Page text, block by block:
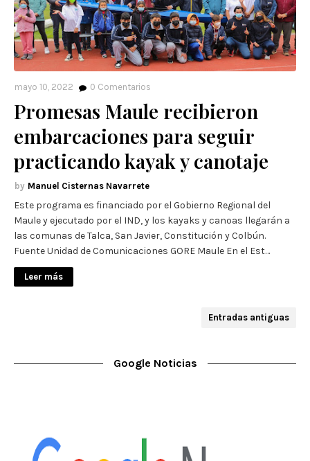
mayo 10, 2022 0 Comentarios
Promesas Maule recibieron
embarcaciones para seguir
practicando kayak y canotaje
Manuel Cisternas Navarrete
Este programa es financiado por el Gobierno Regional del
Maule y ejecutado por el IND, y los kayaks y canoas llegarán a
las comunas de Talca, San Javier, Constitución y Colbún.
Fuente Unidad de Comunicaciones GORE Maule En el Est…
Leer más
Entradas antiguas
Google Noticias